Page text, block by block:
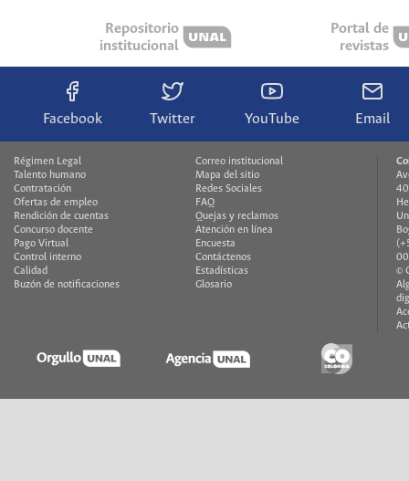
Repositorio
institucional
Portal de
revistas
Facebook Twitter YouTube Email
Régimen Legal
Talento humano
Contratación
Ofertas de empleo
Rendición de cuentas
Concurso docente
Pago Virtual
Control interno
Calidad
Buzón de notificaciones
Correo institucional
Mapa del sitio
Redes Sociales
FAQ
Quejas y reclamos
Atención en línea
Encuesta
Contáctenos
Estadísticas
Glosario
©